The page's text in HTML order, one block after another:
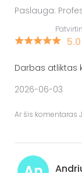
Paslauga:
5.0
Darbas atliktas
2026-06-03
Ar šis komentaras